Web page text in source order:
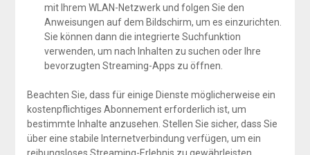
mit Ihrem WLAN-Netzwerk und folgen Sie den
Anweisungen auf dem Bildschirm, um es einzurichten.
Sie können dann die integrierte Suchfunktion
verwenden, um nach Inhalten zu suchen oder Ihre
bevorzugten Streaming-Apps zu öffnen.
Beachten Sie, dass für einige Dienste möglicherweise ein
kostenpflichtiges Abonnement erforderlich ist, um
bestimmte Inhalte anzusehen. Stellen Sie sicher, dass Sie
über eine stabile Internetverbindung verfügen, um ein